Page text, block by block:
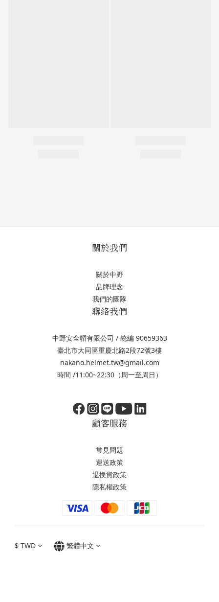
關於我們
關於中野
品牌理念
我們的團隊
聯絡我們
中野安全帽有限公司 / 統編 90659363
臺北市大同區重慶北路2段72號3樓
nakano.helmet.tw@gmail.com
時間 /11:00~22:30（周一至周日）
顧客服務
常見問題
運送政策
退換貨政策
隱私權政策
$ TWD 繁體中文